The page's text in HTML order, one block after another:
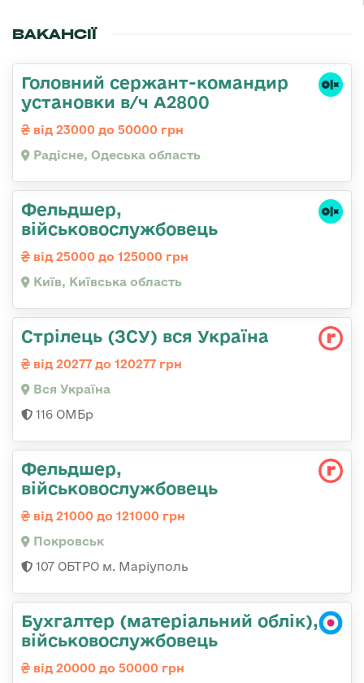
ВАКАНСІЇ
Головний сержант-командир
установки в/ч А2800
від 23000 до 50000 грн
Радісне, Одеська область
Фельдшер,
військовослужбовець
від 25000 до 125000 грн
Київ, Київська область
Стрілець (ЗСУ) вся Україна
від 20277 до 120277 грн
Вся Україна
116 ОМБр
Фельдшер,
військовослужбовець
від 21000 до 121000 грн
Покровськ
107 ОБТРО м. Маріуполь
Бухгалтер (матеріальний облік),
військовослужбовець
від 20000 до 50000 грн